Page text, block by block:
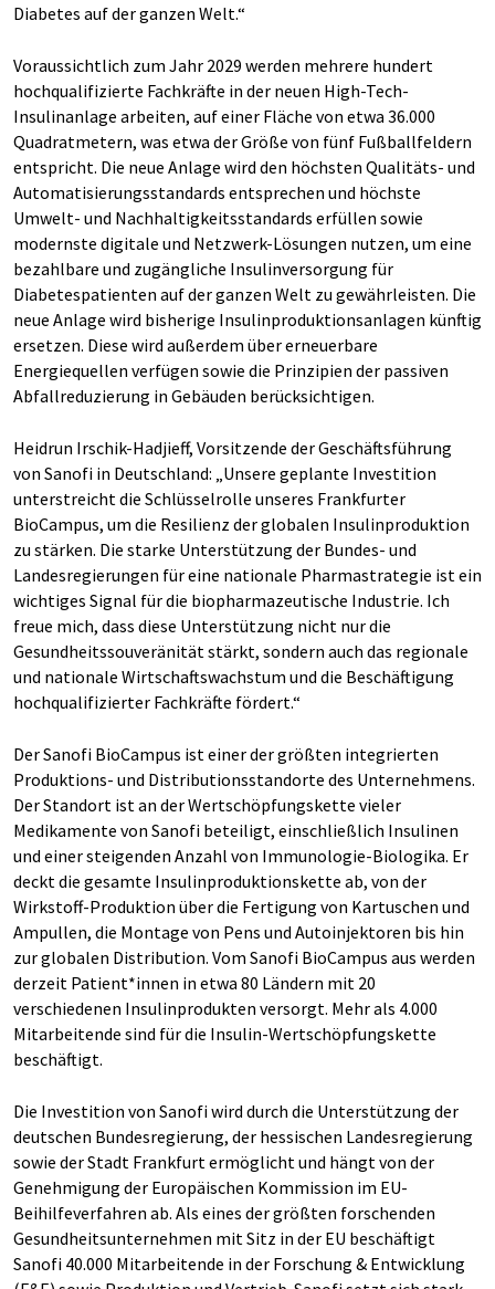
Diabetes auf der ganzen Welt.“
Voraussichtlich zum Jahr 2029 werden mehrere hundert
hochqualifizierte Fachkräfte in der neuen High-Tech-
Insulinanlage arbeiten, auf einer Fläche von etwa 36.000
Quadratmetern, was etwa der Größe von fünf Fußballfeldern
entspricht. Die neue Anlage wird den höchsten Qualitäts- und
Automatisierungsstandards entsprechen und höchste
Umwelt- und Nachhaltigkeitsstandards erfüllen sowie
modernste digitale und Netzwerk-Lösungen nutzen, um eine
bezahlbare und zugängliche Insulinversorgung für
Diabetespatienten auf der ganzen Welt zu gewährleisten. Die
neue Anlage wird bisherige Insulinproduktionsanlagen künftig
ersetzen. Diese wird außerdem über erneuerbare
Energiequellen verfügen sowie die Prinzipien der passiven
Abfallreduzierung in Gebäuden berücksichtigen.
Heidrun Irschik-Hadjieff, Vorsitzende der Geschäftsführung
von Sanofi in Deutschland: „Unsere geplante Investition
unterstreicht die Schlüsselrolle unseres Frankfurter
BioCampus, um die Resilienz der globalen Insulinproduktion
zu stärken. Die starke Unterstützung der Bundes- und
Landesregierungen für eine nationale Pharmastrategie ist ein
wichtiges Signal für die biopharmazeutische Industrie. Ich
freue mich, dass diese Unterstützung nicht nur die
Gesundheitssouveränität stärkt, sondern auch das regionale
und nationale Wirtschaftswachstum und die Beschäftigung
hochqualifizierter Fachkräfte fördert.“
Der Sanofi BioCampus ist einer der größten integrierten
Produktions- und Distributionsstandorte des Unternehmens.
Der Standort ist an der Wertschöpfungskette vieler
Medikamente von Sanofi beteiligt, einschließlich Insulinen
und einer steigenden Anzahl von Immunologie-Biologika. Er
deckt die gesamte Insulinproduktionskette ab, von der
Wirkstoff-Produktion über die Fertigung von Kartuschen und
Ampullen, die Montage von Pens und Autoinjektoren bis hin
zur globalen Distribution. Vom Sanofi BioCampus aus werden
derzeit Patient*innen in etwa 80 Ländern mit 20
verschiedenen Insulinprodukten versorgt. Mehr als 4.000
Mitarbeitende sind für die Insulin-Wertschöpfungskette
beschäftigt.
Die Investition von Sanofi wird durch die Unterstützung der
deutschen Bundesregierung, der hessischen Landesregierung
sowie der Stadt Frankfurt ermöglicht und hängt von der
Genehmigung der Europäischen Kommission im EU-
Beihilfeverfahren ab. Als eines der größten forschenden
Gesundheitsunternehmen mit Sitz in der EU beschäftigt
Sanofi 40.000 Mitarbeitende in der Forschung & Entwicklung